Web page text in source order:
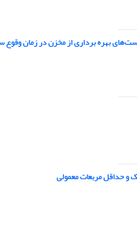
و حداقل مربعات معمولی